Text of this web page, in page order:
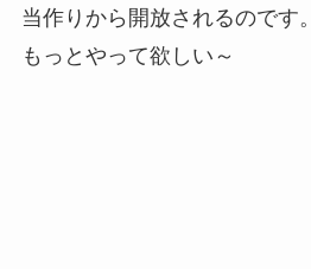
当作りから開放されるのです。
もっとやって欲しい～